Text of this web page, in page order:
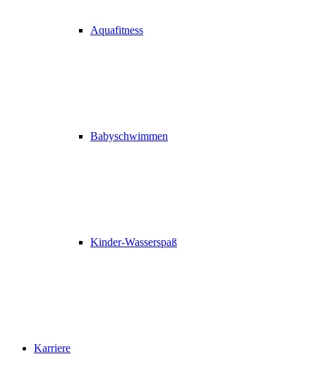
Aquafitness
Babyschwimmen
Kinder-Wasserspaß
Karriere